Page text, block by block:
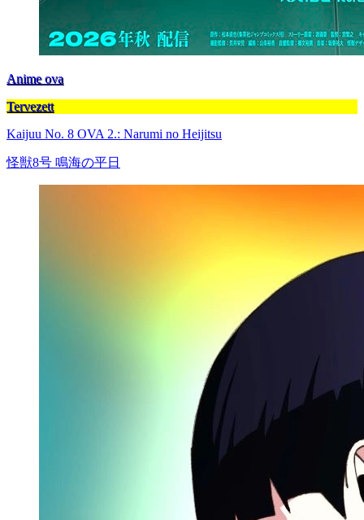
Anime ova
Tervezett
Kaijuu No. 8 OVA 2.: Narumi no Heijitsu
怪獣8号 鳴海の平日